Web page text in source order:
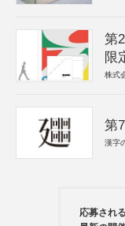
第
限
株式
第
漢字
応募され